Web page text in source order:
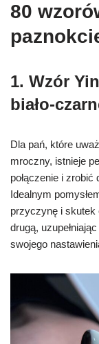
80
1. Wzór
biało-
Dla pań, które
mroczny, istnieje
połączenie i zrobić
Idealnym
przyczynę i skutek
drugą,
swojego